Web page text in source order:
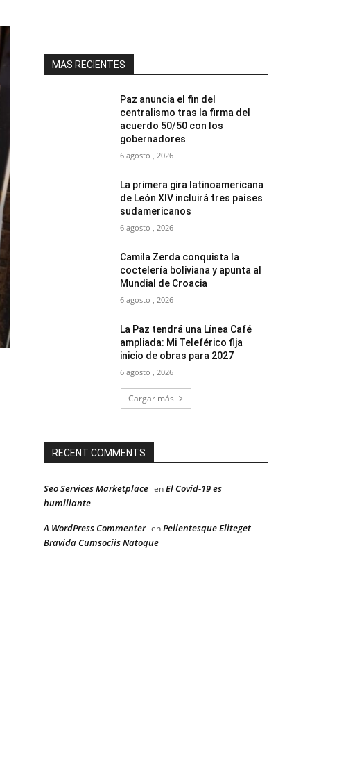
MAS RECIENTES
Paz anuncia el fin del
centralismo tras la firma del
acuerdo 50/50 con los
gobernadores
6 agosto , 2026
La primera gira latinoamericana
de León XIV incluirá tres países
sudamericanos
6 agosto , 2026
Camila Zerda conquista la
coctelería boliviana y apunta al
Mundial de Croacia
6 agosto , 2026
La Paz tendrá una Línea Café
ampliada: Mi Teleférico fija
inicio de obras para 2027
6 agosto , 2026
Cargar más
RECENT COMMENTS
Seo Services Marketplace enEl Covid-19 es
humillante
A WordPress Commenter enPellentesque Eliteget
Bravida Cumsociis Natoque